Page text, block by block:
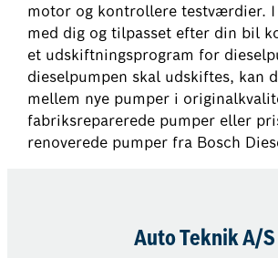
motor og kontrollere testværdier. I
med dig og tilpasset efter din bil
et udskiftningsprogram for
dieselpumpen skal udskiftes, kan
mellem nye pumper i
fabriksreparerede pumper eller
renoverede pumper fra Bosch
Auto Teknik A/S